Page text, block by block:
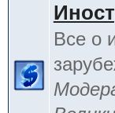
Все о